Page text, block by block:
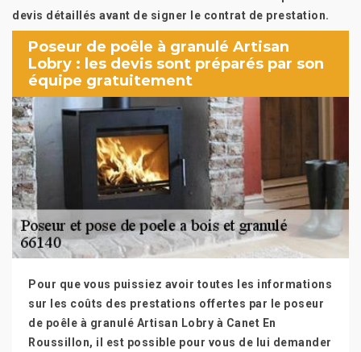
devis détaillés avant de signer le contrat de prestation.
Poseur de poêle à granulé Artisan
Lobry : les devis sont préparés par son
équipe gratuitement
Pour que vous puissiez avoir toutes les informations
sur les coûts des prestations offertes par le poseur
de poêle à granulé Artisan Lobry à Canet En
Roussillon, il est possible pour vous de lui demander